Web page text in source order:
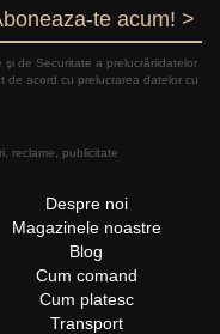
te acum! >
de Securitate a prelucrăriidatelor
de acord cu prelucrarea datelor cu
reclame, publicitate
Despre noi
Magazinele noastre
Blog
Cum comand
Cum platesc
Transport